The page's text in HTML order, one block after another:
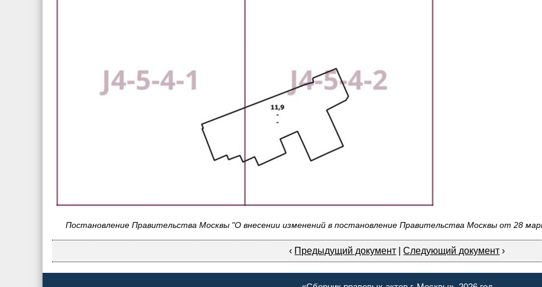
Постановление Правительства Москвы "О внесении изменений в постановление Правительства Москвы от 28
‹ Предыдущий документ |Следующий документ ›